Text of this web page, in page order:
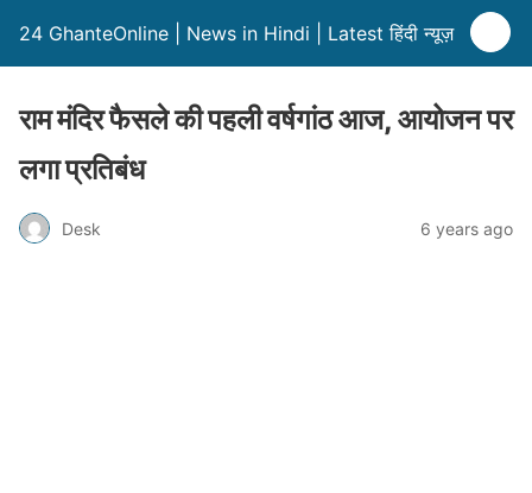
24 GhanteOnline | News in Hindi | Latest हिंदी न्यूज़
राम मंदिर फैसले की पहली वर्षगांठ आज, आयोजन पर
लगा प्रतिबंध
Desk 6 years ago